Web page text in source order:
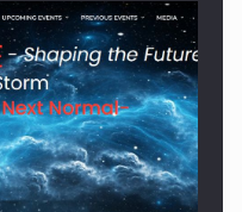
by benzinariile RO…